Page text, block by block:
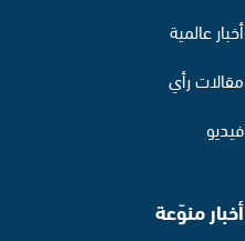
أخبار عالمية
مقالات رأي
فيديو
أخبار منوّعة